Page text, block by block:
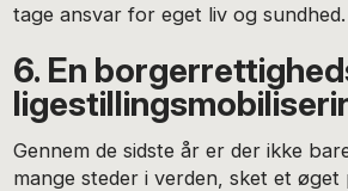
tage ansvar for eget liv og sundhed.
6. En
Gennem de sidste år er der ikke
mange steder i verden, sket et